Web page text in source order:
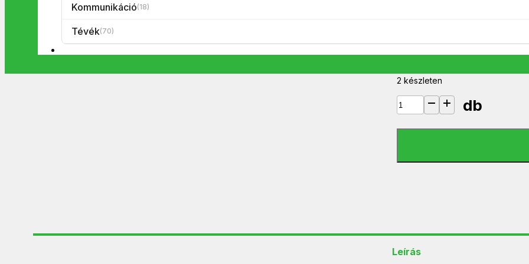
Kommunikáció(18)
Tévék(70)
2 készleten
VGVP34250B15 HS+E HDMI
db
Leírás